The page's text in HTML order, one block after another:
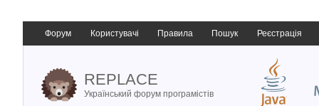
Форум Користувачі Правила Пошук Реєстрація
REPLACE
Український форум програмістів